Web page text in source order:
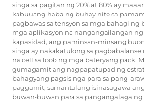
singa sa pagitan ng 20% at 80% ay
kabuuang haba ng buhay nito sa
pagbawas sa tensyon sa mga bahagi ng
mga aplikasyon na nangangailangan
kapasidad, ang paminsan-minsang
singa ay nakakatulong sa
na cell sa loob ng mga bateryang pack.
gumagamit ang nagpapatupad ng
bahagyang pagsisinga para sa pang-
paggamit, samantalang isinasagawa
buwan-buwan para sa pangangalaga ng